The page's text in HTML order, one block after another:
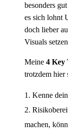
besonders
es sich lohnt
doch lieber
Visuals
Meine 4 Key
trotzdem hier
Kenne
machen,